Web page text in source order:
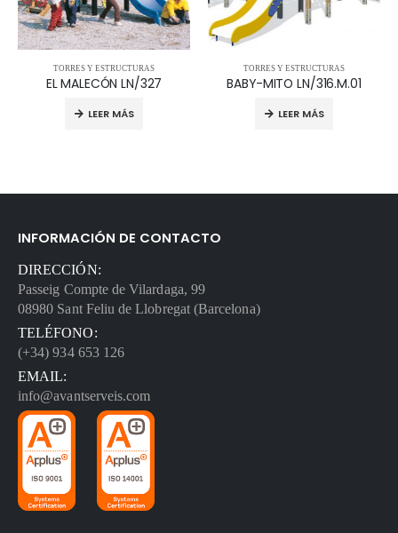
TORRES Y ESTRUCTURAS
EL MALECÓN LN/327
LEER MÁS
TORRES Y ESTRUCTURAS
BABY-MITO LN/316.M.01
LEER MÁS
INFORMACIÓN DE CONTACTO
DIRECCIÓN:
Passeig Compte de Vilardaga, 99
08980 Sant Feliu de Llobregat (Barcelona)
TELÉFONO:
(+34) 934 653 126
EMAIL:
info@avantserveis.com